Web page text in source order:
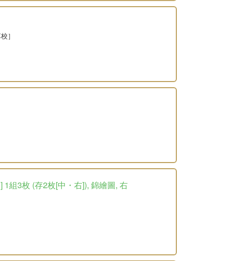
］
組3枚 (存2枚[中・右]), 錦繪圖, 右